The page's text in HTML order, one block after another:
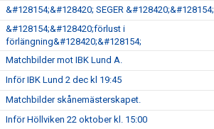
&#128154;&#128420; SEGER &#128420;&#128154;
&#128154;&#128420;förlust i
förlängning&#128420;&#128154;
Matchbilder mot IBK Lund A.
Inför IBK Lund 2 dec kl 19:45
Matchbilder skånemästerskapet.
Inför Höllviken 22 oktober kl. 15:00